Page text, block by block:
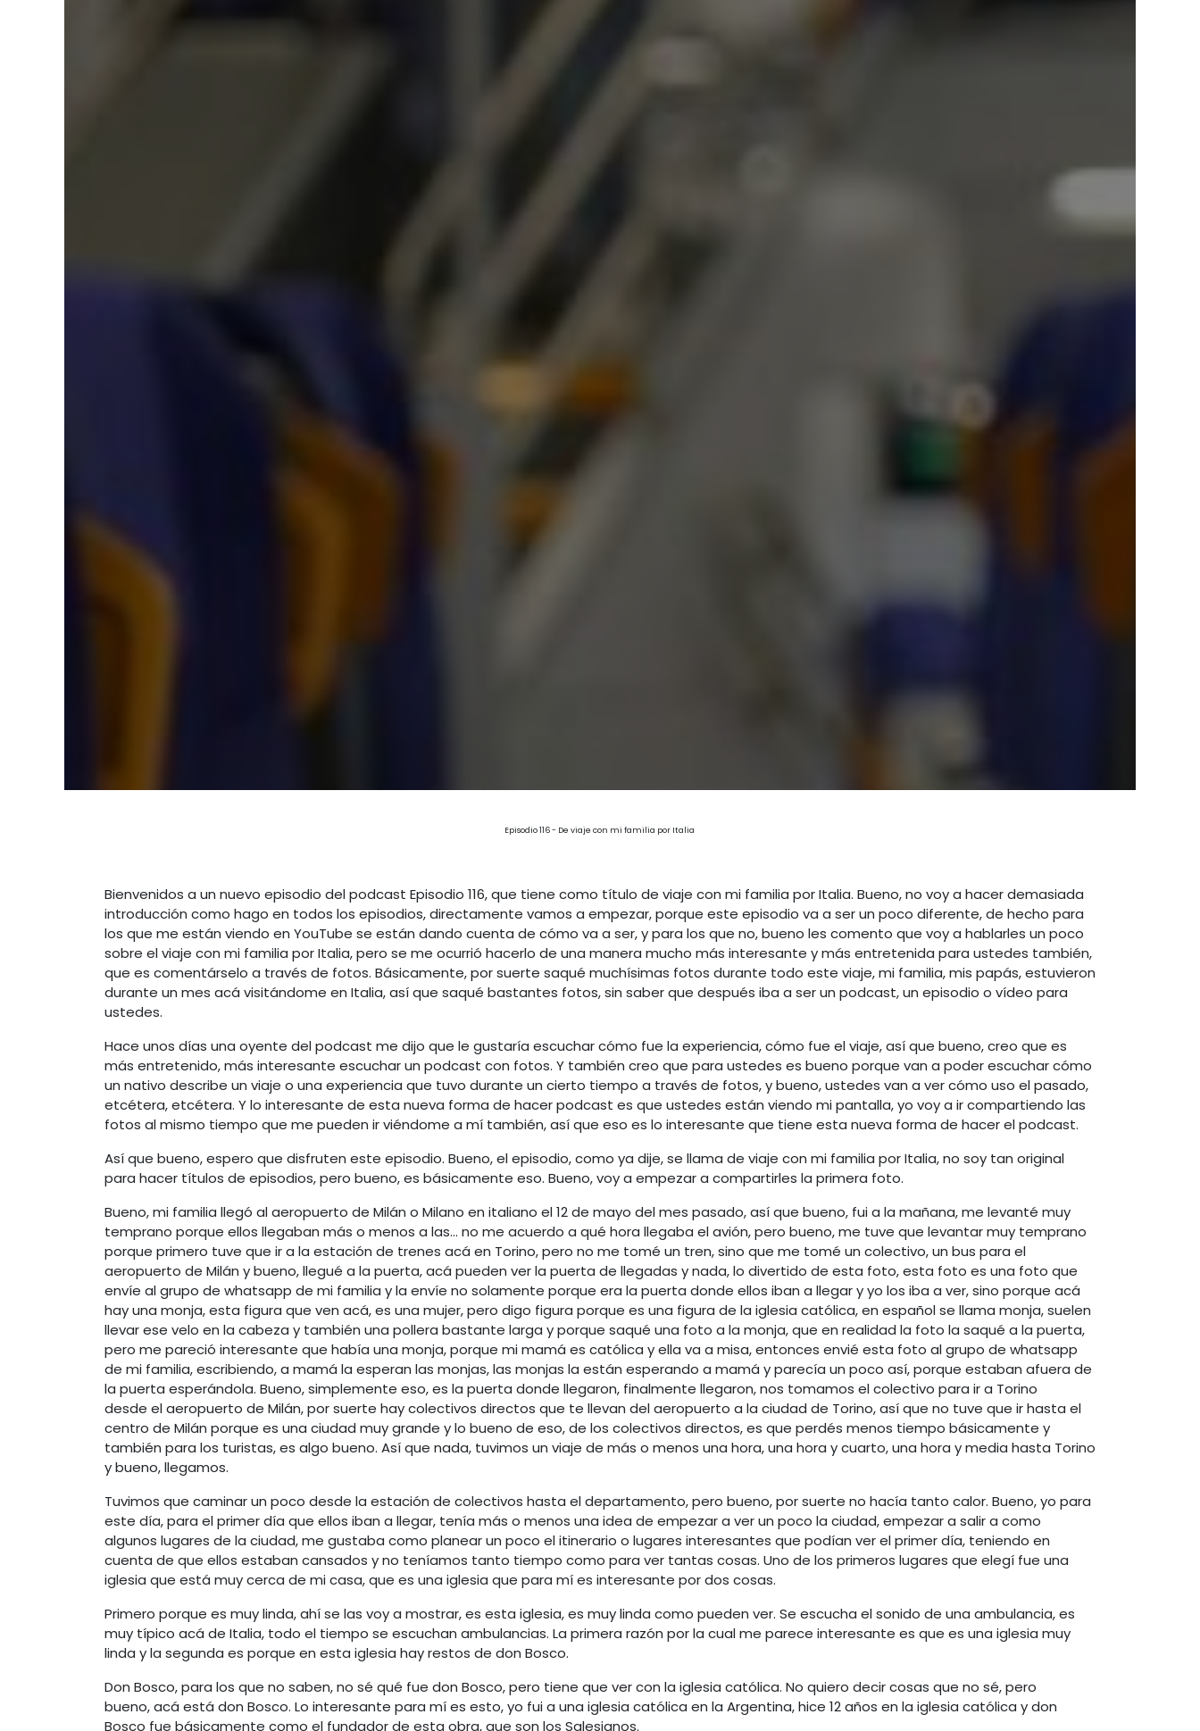
Episodio 116 - De viaje con mi familia por Italia
Bienvenidos a un nuevo episodio del podcast Episodio 116, que tiene como título de viaje con mi familia por Italia. Bueno, no voy a hacer demasiada
introducción como hago en todos los episodios, directamente vamos a empezar, porque este episodio va a ser un poco diferente, de hecho para
los que me están viendo en YouTube se están dando cuenta de cómo va a ser, y para los que no, bueno les comento que voy a hablarles un poco
sobre el viaje con mi familia por Italia, pero se me ocurrió hacerlo de una manera mucho más interesante y más entretenida para ustedes también,
que es comentárselo a través de fotos. Básicamente, por suerte saqué muchísimas fotos durante todo este viaje, mi familia, mis papás, estuvieron
durante un mes acá visitándome en Italia, así que saqué bastantes fotos, sin saber que después iba a ser un podcast, un episodio o vídeo para
ustedes.
Hace unos días una oyente del podcast me dijo que le gustaría escuchar cómo fue la experiencia, cómo fue el viaje, así que bueno, creo que es
más entretenido, más interesante escuchar un podcast con fotos. Y también creo que para ustedes es bueno porque van a poder escuchar cómo
un nativo describe un viaje o una experiencia que tuvo durante un cierto tiempo a través de fotos, y bueno, ustedes van a ver cómo uso el pasado,
etcétera, etcétera. Y lo interesante de esta nueva forma de hacer podcast es que ustedes están viendo mi pantalla, yo voy a ir compartiendo las
fotos al mismo tiempo que me pueden ir viéndome a mí también, así que eso es lo interesante que tiene esta nueva forma de hacer el podcast.
Así que bueno, espero que disfruten este episodio. Bueno, el episodio, como ya dije, se llama de viaje con mi familia por Italia, no soy tan original
para hacer títulos de episodios, pero bueno, es básicamente eso. Bueno, voy a empezar a compartirles la primera foto.
Bueno, mi familia llegó al aeropuerto de Milán o Milano en italiano el 12 de mayo del mes pasado, así que bueno, fui a la mañana, me levanté muy
temprano porque ellos llegaban más o menos a las... no me acuerdo a qué hora llegaba el avión, pero bueno, me tuve que levantar muy temprano
porque primero tuve que ir a la estación de trenes acá en Torino, pero no me tomé un tren, sino que me tomé un colectivo, un bus para el
aeropuerto de Milán y bueno, llegué a la puerta, acá pueden ver la puerta de llegadas y nada, lo divertido de esta foto, esta foto es una foto que
envíe al grupo de whatsapp de mi familia y la envíe no solamente porque era la puerta donde ellos iban a llegar y yo los iba a ver, sino porque acá
hay una monja, esta figura que ven acá, es una mujer, pero digo figura porque es una figura de la iglesia católica, en español se llama monja, suelen
llevar ese velo en la cabeza y también una pollera bastante larga y porque saqué una foto a la monja, que en realidad la foto la saqué a la puerta,
pero me pareció interesante que había una monja, porque mi mamá es católica y ella va a misa, entonces envié esta foto al grupo de whatsapp
de mi familia, escribiendo, a mamá la esperan las monjas, las monjas la están esperando a mamá y parecía un poco así, porque estaban afuera de
la puerta esperándola. Bueno, simplemente eso, es la puerta donde llegaron, finalmente llegaron, nos tomamos el colectivo para ir a Torino
desde el aeropuerto de Milán, por suerte hay colectivos directos que te llevan del aeropuerto a la ciudad de Torino, así que no tuve que ir hasta el
centro de Milán porque es una ciudad muy grande y lo bueno de eso, de los colectivos directos, es que perdés menos tiempo básicamente y
también para los turistas, es algo bueno. Así que nada, tuvimos un viaje de más o menos una hora, una hora y cuarto, una hora y media hasta Torino
y bueno, llegamos.
Tuvimos que caminar un poco desde la estación de colectivos hasta el departamento, pero bueno, por suerte no hacía tanto calor. Bueno, yo para
este día, para el primer día que ellos iban a llegar, tenía más o menos una idea de empezar a ver un poco la ciudad, empezar a salir a como
algunos lugares de la ciudad, me gustaba como planear un poco el itinerario o lugares interesantes que podían ver el primer día, teniendo en
cuenta de que ellos estaban cansados y no teníamos tanto tiempo como para ver tantas cosas. Uno de los primeros lugares que elegí fue una
iglesia que está muy cerca de mi casa, que es una iglesia que para mí es interesante por dos cosas.
Primero porque es muy linda, ahí se las voy a mostrar, es esta iglesia, es muy linda como pueden ver. Se escucha el sonido de una ambulancia, es
muy típico acá de Italia, todo el tiempo se escuchan ambulancias. La primera razón por la cual me parece interesante es que es una iglesia muy
linda y la segunda es porque en esta iglesia hay restos de don Bosco.
Don Bosco, para los que no saben, no sé qué fue don Bosco, pero tiene que ver con la iglesia católica. No quiero decir cosas que no sé, pero
bueno, acá está don Bosco. Lo interesante para mí es esto, yo fui a una iglesia católica en la Argentina, hice 12 años en la iglesia católica y don
Bosco fue básicamente como el fundador de esta obra, que son los Salesianos.